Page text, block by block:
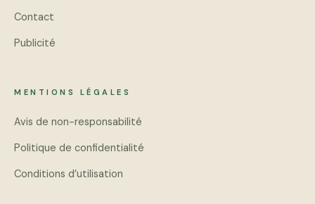
Contact
Publicité
MENTIONS LÉGALES
Avis de non-responsabilité
Politique de confidentialité
Conditions d’utilisation